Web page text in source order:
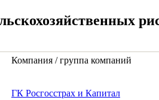
Компания / группа компаний
ГК Росгосстрах и Капитал